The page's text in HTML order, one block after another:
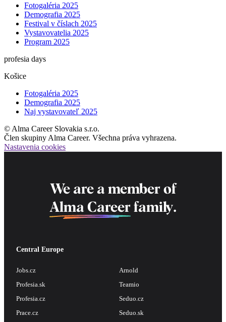
Fotogaléria 2025
Demografia 2025
Festival v číslach 2025
Vystavovatelia 2025
Program 2025
profesia days
Košice
Fotogaléria 2025
Demografia 2025
Naj vystavovateľ 2025
© Alma Career Slovakia s.r.o.
Člen skupiny Alma Career. Všechna práva vyhrazena.
Nastavenia cookies
We are a member of
Alma Career family.
Central Europe
Jobs.cz
Profesia.sk
Profesia.cz
Prace.cz
Arnold
Teamio
Seduo.cz
Seduo.sk